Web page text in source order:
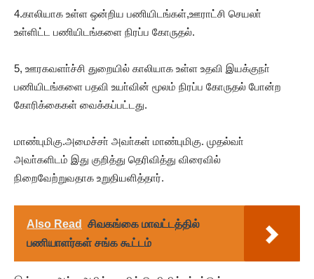
4.காலியாக உள்ள ஒன்றிய பணியிடங்கள்,ஊராட்சி செயலா்
உள்ளிட்ட பணியிடங்களை நிரப்ப கோருதல்.
5, ஊரகவளா்ச்சி துறையில் காலியாக உள்ள உதவி இயக்குநா்
பணியிடங்களை பதவி உயா்வின் மூலம் நிரப்ப கோருதல் போன்ற
கோரிக்கைகள் வைக்கப்பட்டது.
மாண்புமிகு.அமைச்சா் அவா்கள் மாண்புமிகு. முதல்வா்
அவா்களிடம் இது குறித்து தெரிவித்து விரைவில்
நிறைவேற்றுவதாக உறுதியளித்தார்.
Also Read
சிவகங்கை மாவட்டத்தில்
பணியாளர்கள் சங்க கூட்டம்